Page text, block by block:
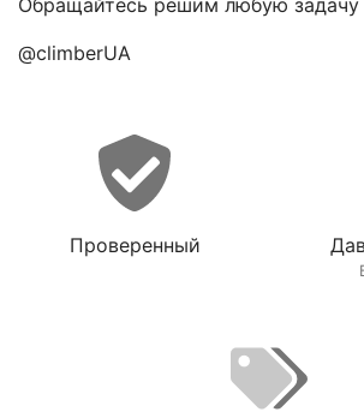
Обращайтесь решим любую задачу
@climberUA
Проверенный